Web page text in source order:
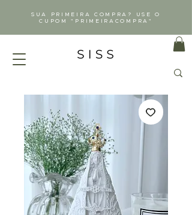
SUA PRIMEIRA COMPRA? USE O
CUPOM "PRIMEIRACOMPRA"